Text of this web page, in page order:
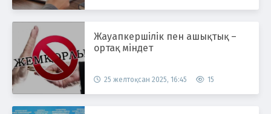
Жауапкершілік пен ашықтық –
ортақ міндет
25 желтоқсан 2025, 16:45 15